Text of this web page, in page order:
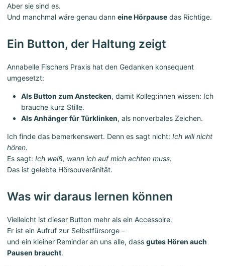
Aber sie sind es.
Und manchmal wäre genau dann eine Hörpause das Richtige.
Ein Button, der Haltung zeigt
Annabelle Fischers Praxis hat den Gedanken konsequent
umgesetzt:
Als Button zum Anstecken, damit Kolleg:innen wissen: Ich
brauche kurz Stille.
Als Anhänger für Türklinken, als nonverbales Zeichen.
Ich finde das bemerkenswert. Denn es sagt nicht: Ich will nicht
hören.
Es sagt: Ich weiß, wann ich auf mich achten muss.
Das ist gelebte Hörsouveränität.
Was wir daraus lernen können
Vielleicht ist dieser Button mehr als ein Accessoire.
Er ist ein Aufruf zur Selbstfürsorge –
und ein kleiner Reminder an uns alle, dass gutes Hören auch
Pausen braucht.